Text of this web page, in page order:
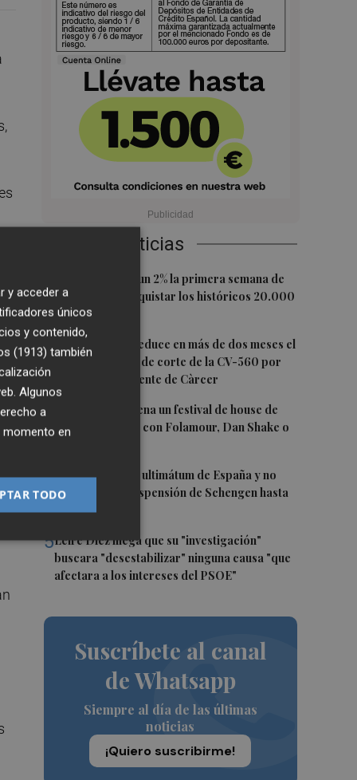
Últimas Noticias
El Ibex 35 sube un 2% la primera semana de
agosto tras conquistar los históricos 20.000
puntos
2 La Diputación reduce en más de dos meses el
tiempo previsto de corte de la CV-560 por
las obras del puente de Càrcer
3
Roig Arena estrena un festival de house de
más de 10 horas con Folamour, Dan Shake o
4Italia rechaza el ultimátum de España y no
reevaluará la suspensión de Schengen hasta
el 15 de agosto
5Leire Díez niega que su "investigación"
buscara "desestabilizar" ninguna causa "que
afectara a los intereses del PSOE"
Suscríbete al canal
de Whatsapp
Siempre al día de las últimas
noticias
¡Quiero suscribirme!
y acceder a
únicos
y contenido,
(1913) también
Algunos
a
momento en
TODO